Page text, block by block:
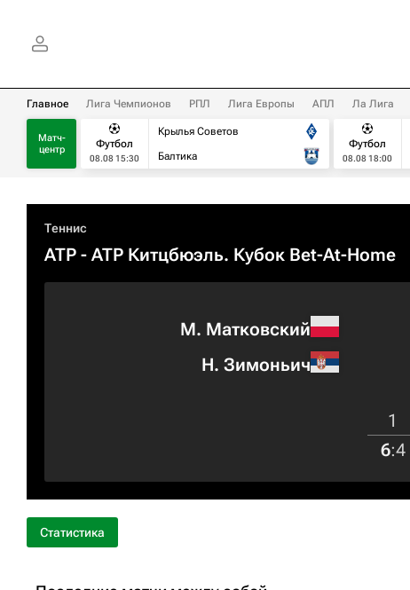
Главное Лига Чемпионов РПЛ Лига Европы АПЛ Ла Лига
Матч-
центр
Футбол
08.08 15:30
Крылья Советов
Балтика
Футбол
08.08 18:00
Теннис
ATP - ATP Китцбюэль. Кубок Bet-At-Home
М. Матковский
Н. Зимоньич
1
6:4
Статистика